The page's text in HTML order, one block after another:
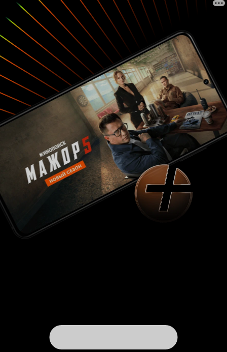
казнь очередного «доброго человека». Но
рабочий день еще не кончился, а вечером
будут гости. В конце концов, ведь завтра все
повторится снова? Может, мы как раз будем
чуть посвободнее?